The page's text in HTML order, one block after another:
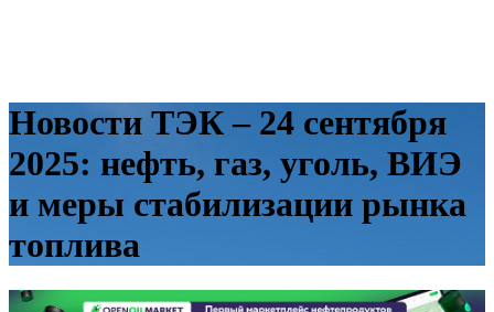
Новости ТЭК – 24 сентября
2025: нефть, газ, уголь, ВИЭ
и меры стабилизации рынка
топлива